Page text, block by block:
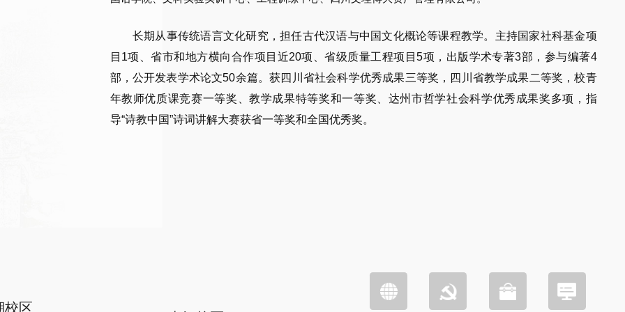
长期从事传统语言文化研究，担任古代汉语与中国文化概论等课程教学。主持国家社科基金项
目1项、省市和地方横向合作项目近20项、省级质量工程项目5项，出版学术专著3部，参与编著4
部，公开发表学术论文50余篇。获四川省社会科学优秀成果三等奖，四川省教学成果二等奖，校青
年教师优质课竞赛一等奖、教学成果特等奖和一等奖、达州市哲学社会科学优秀成果奖多项，指
导“诗教中国”诗词讲解大赛获省一等奖和全国优秀奖。
校区